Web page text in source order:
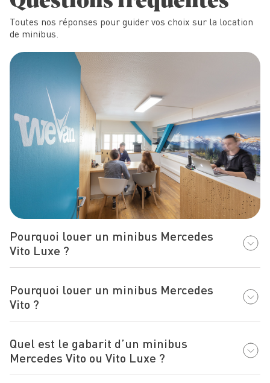
Toutes nos réponses pour guider vos choix sur la location
de minibus.
Pourquoi louer un minibus Mercedes
Vito Luxe ?
Pourquoi louer un minibus Mercedes
Vito ?
Quel est le gabarit d’un minibus
Mercedes Vito ou Vito Luxe ?